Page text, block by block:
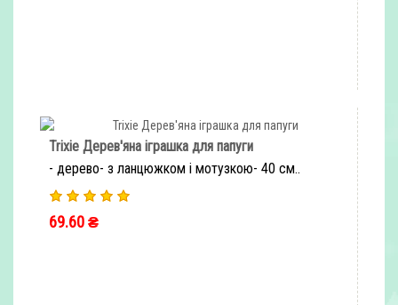
Trixie Дерев'яна іграшка для папуги
- дерево- з ланцюжком і мотузкою- 40 см..
69.60 ₴